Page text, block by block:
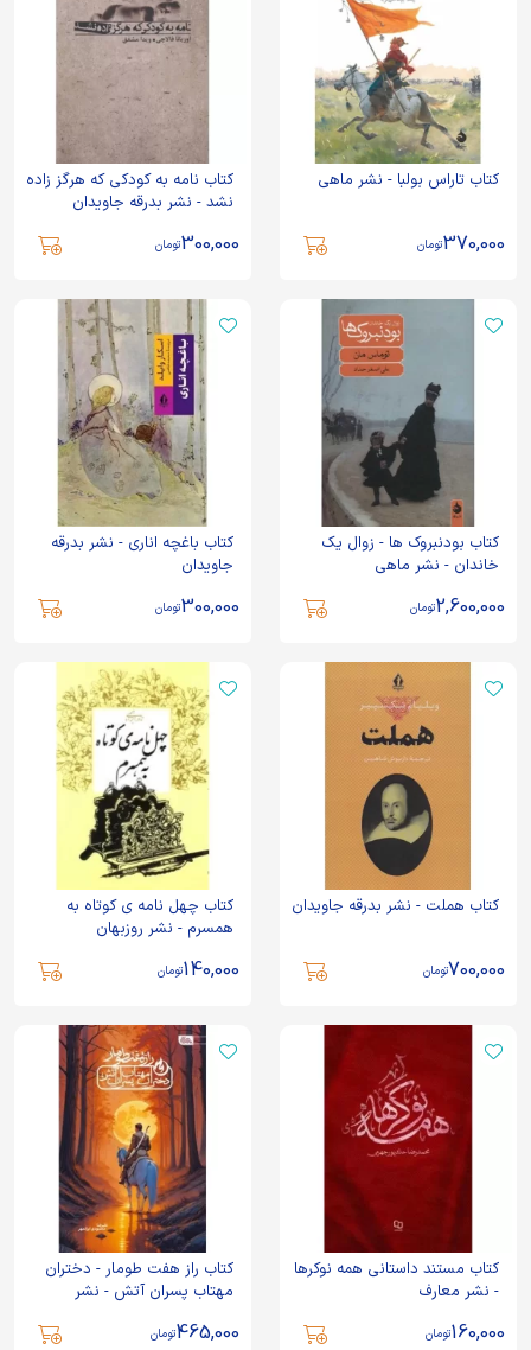
کتاب تاراس بولبا - نشر ماهی
370,000تومان
کتاب نامه به کودکی که هرگز زاده
نشد - نشر بدرقه جاویدان
300,000تومان
کتاب بودنبروک ها - زوال یک
خاندان - نشر ماهی
2,600,000تومان
کتاب باغچه اناری - نشر بدرقه
جاویدان
300,000تومان
کتاب هملت - نشر بدرقه جاویدان
700,000تومان
کتاب چ‍ه‍ل ن‍ام‍ه ی کوتاه ب‍ه
ه‍م‍س‍رم - نشر روزبهان
140,000تومان
کتاب مستند داستانی همه نوکرها
- نشر معارف
160,000تومان
کتاب راز هفت طومار - دختران
مهتاب پسران آتش - نشر
465,000تومان